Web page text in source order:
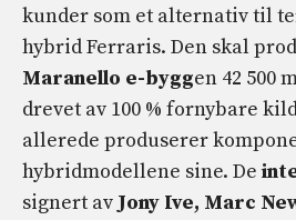
kunder som et alternativ til
hybrid Ferraris. Den skal
Maranello e-byggen 42 500
drevet av 100 % fornybare
allerede produserer
hybridmodellene sine. De
signert av Jony Ive, Marc